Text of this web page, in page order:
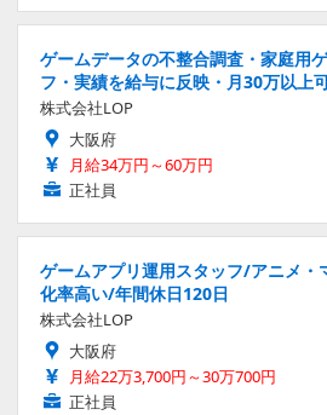
ゲームデータの不整合調査・家庭用
フ・実績を給与に反映・月30万以上
株式会社LOP
大阪府
月給34万円～60万円
正社員
ゲームアプリ運用スタッフ/アニメ・
化率高い/年間休日120日
株式会社LOP
大阪府
月給22万3,700円～30万700円
正社員